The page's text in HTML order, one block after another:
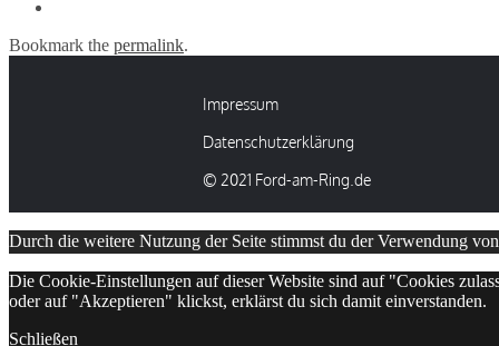
Bookmark the permalink.
Impressum
Datenschutzerklärung
© 2021 Ford-am-Ring.de
Durch die weitere Nutzung der Seite stimmst du der Verwendung
Die Cookie-Einstellungen auf dieser Website sind auf "Cookies
oder auf "Akzeptieren" klickst, erklärst du sich damit einverstanden.
Schließen